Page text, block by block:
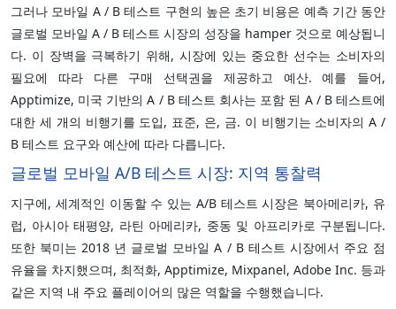
그러나 모바일 A / B 테스트 구현의 높은 초기 비용은 예측 기간 동안
글로벌 모바일 A / B 테스트 시장의 성장을 hamper 것으로 예상됩니
다. 이 장벽을 극복하기 위해, 시장에 있는 중요한 선수는 소비자의
필요에 따라 다른 구매 선택권을 제공하고 예산. 예를 들어,
Apptimize, 미국 기반의 A / B 테스트 회사는 포함 된 A / B 테스트에
대한 세 개의 비행기를 도입, 표준, 은, 금. 이 비행기는 소비자의 A /
B 테스트 요구와 예산에 따라 다릅니다.
글로벌 모바일 A/B 테스트 시장: 지역 통찰력
지구에, 세계적인 이동할 수 있는 A/B 테스트 시장은 북아메리카, 유
럽, 아시아 태평양, 라틴 아메리카, 중동 및 아프리카로 구분됩니다.
또한 북미는 2018 년 글로벌 모바일 A / B 테스트 시장에서 주요 점
유율을 차지했으며, 최적화, Apptimize, Mixpanel, Adobe Inc. 등과
같은 지역 내 주요 플레이어의 많은 역할을 수행했습니다.